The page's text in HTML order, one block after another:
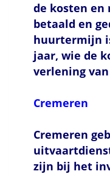
de kosten en
betaald en
huurtermijn
jaar, wie de
verlening
Cremeren
Cremeren
zijn bij het